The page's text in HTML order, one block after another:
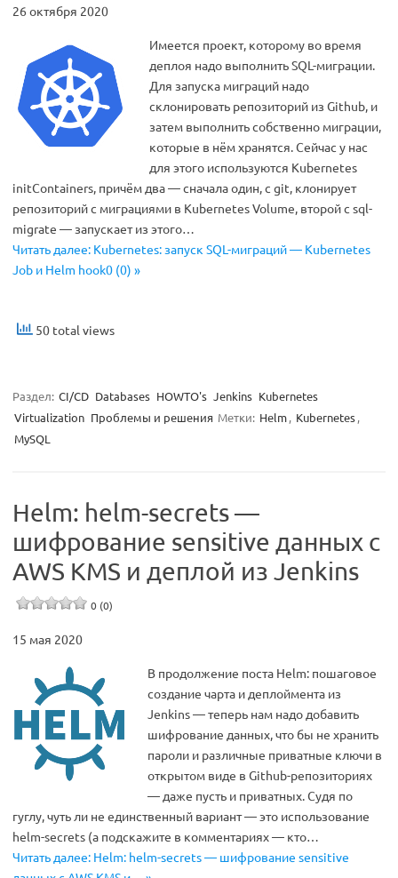
26 октября 2020
Имеется проект, которому во время
деплоя надо выполнить SQL-миграции.
Для запуска миграций надо
склонировать репозиторий из Github, и
затем выполнить собственно миграции,
которые в нём хранятся. Сейчас у нас
для этого используются Kubernetes
initContainers, причём два — сначала один, с git, клонирует
репозиторий с миграциями в Kubernetes Volume, второй с sql-
migrate — запускает из этого…
Читать далее: Kubernetes: запуск SQL-миграций — Kubernetes
Job и Helm hook0 (0) »
50 total views
Раздел: CI/CD Databases HOWTO's Jenkins Kubernetes
Virtualization Проблемы и решения Метки: Helm, Kubernetes,
MySQL
Helm: helm-secrets —
шифрование sensitive данных с
AWS KMS и деплой из Jenkins
0 (0)
15 мая 2020
В продолжение поста Helm: пошаговое
создание чарта и деплоймента из
Jenkins — теперь нам надо добавить
шифрование данных, что бы не хранить
пароли и различные приватные ключи в
открытом виде в Github-репозиториях
— даже пусть и приватных. Судя по
гуглу, чуть ли не единственный вариант — это использование
helm-secrets (а подскажите в комментариях — кто…
Читать далее: Helm: helm-secrets — шифрование sensitive